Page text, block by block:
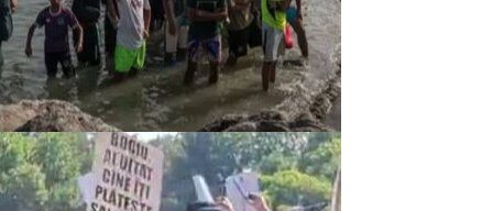
GBP : 6,1236 RON
-0,0008 ▼
Convertor valutar
»
Rezultat: -